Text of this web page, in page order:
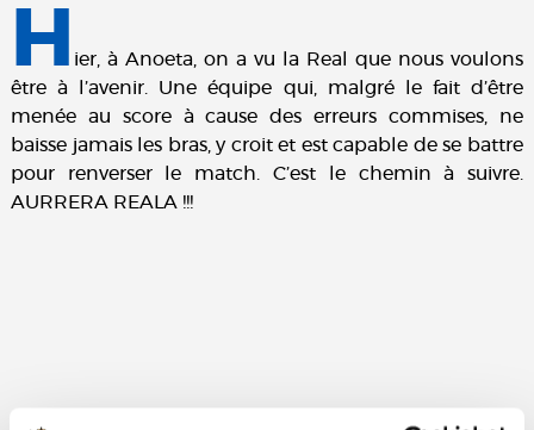
H
ier, à Anoeta, on a vu la Real que nous voulons
être à l’avenir. Une équipe qui, malgré le fait d’être
menée au score à cause des erreurs commises, ne
baisse jamais les bras, y croit et est capable de se battre
pour renverser le match. C’est le chemin à suivre.
AURRERA REALA !!!